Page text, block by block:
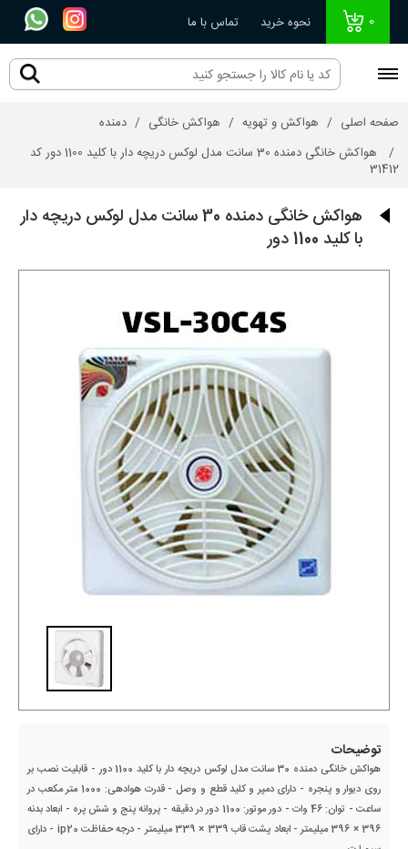
0 نحوه خرید تماس با ما
صفحه اصلی هواکش و تهویه هواکش خانگی
دمنده
هواکش خانگی دمنده 30 سانت مدل لوکس دریچه دار با کلید 1100 دور کد
31412
هواکش خانگی دمنده 30 سانت مدل لوکس دریچه دار
با کلید 1100 دور
توضیحات
هواکش خانگی دمنده 30 سانت مدل لوکس دریچه دار با کلید 1100 دور - قابلیت نصب بر
روی دیوار و پنجره - دارای دمپر و کلید قطع و وصل - قدرت هوادهی: 1000 متر مکعب در
ساعت - توان: 46 وات - دور موتور: 1100 دور در دقیقه - پروانه پنج و شش پره - ابعاد بدنه
396 × 396 میلیمتر - ابعاد پشت قاب 339 × 339 میلیمتر - درجه حفاظت ip20 - دارای